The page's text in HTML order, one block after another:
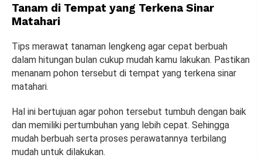
Tanam di Tempat yang Terkena Sinar
Matahari
Tips merawat tanaman lengkeng agar cepat berbuah
dalam hitungan bulan cukup mudah kamu lakukan. Pastikan
menanam pohon tersebut di tempat yang terkena sinar
matahari.
Hal ini bertujuan agar pohon tersebut tumbuh dengan baik
dan memiliki pertumbuhan yang lebih cepat. Sehingga
mudah berbuah serta proses perawatannya terbilang
mudah untuk dilakukan.